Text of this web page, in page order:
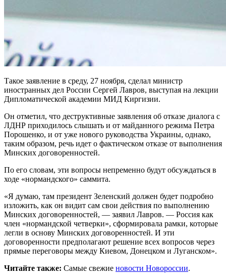
Такое заявление в среду, 27 ноября, сделал министр
иностранных дел России Сергей Лавров, выступая на лекции
Дипломатической академии МИД Киргизии.
Он отметил, что деструктивные заявления об отказе диалога с
ЛДНР приходилось слышать и от майданного режима Петра
Порошенко, и от уже нового руководства Украины, однако,
таким образом, речь идет о фактическом отказе от выполнения
Минских договоренностей.
По его словам, эти вопросы непременно будут обсуждаться в
ходе «нормандского» саммита.
«Я думаю, там президент Зеленский должен будет подробно
изложить, как он видит сам свои действия по выполнению
Минских договоренностей, — заявил Лавров. — Россия как
член «нормандской четверки», сформировала рамки, которые
легли в основу Минских договоренностей. И эти
договоренности предполагают решение всех вопросов через
прямые переговоры между Киевом, Донецком и Луганском».
Читайте также: Самые свежие новости Новороссии.